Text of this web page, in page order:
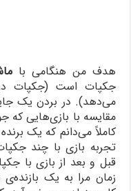
هدف من هنگامی با
جکپات است (جکپات
می‌دهد). در بردن یک
مقایسه با باز‌ی‌هایی که
تجربه بازی با چند
قبل و بعد از بازی با
زمان مرا به یک